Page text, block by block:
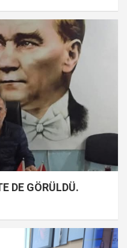
DE GÖRÜLDÜ.